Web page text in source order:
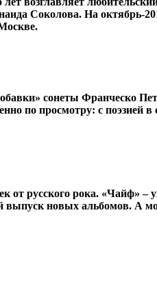
Соколова. На
сонеты Франческо
по просмотру: с поэзией
русского рока. «Чайф» –
выпуск новых альбомов. А